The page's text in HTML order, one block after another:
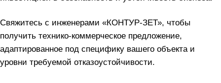
Свяжитесь с инженерами «КОНТУР-ЗЕТ», чтобы
получить технико-коммерческое предложение,
адаптированное под специфику вашего объекта и
уровни требуемой отказоустойчивости.